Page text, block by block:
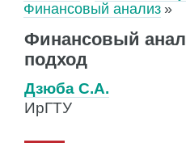
Финансовый анализ
Финансовый
подход
Дзюба С.А.
ИрГТУ